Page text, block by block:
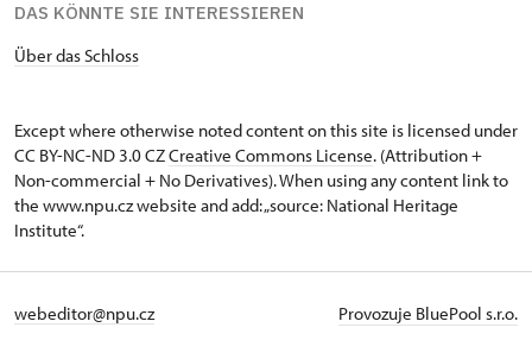
DAS KÖNNTE SIE INTERESSIEREN
Über das Schloss
Except where otherwise noted content on this site is licensed under
CC BY-NC-ND 3.0 CZCreative Commons License. (Attribution +
Non-commercial + No Derivatives). When using any content link to
the www.npu.cz website and add: „source: National Heritage
Institute“.
webeditor@npu.cz Provozuje BluePool s.r.o.